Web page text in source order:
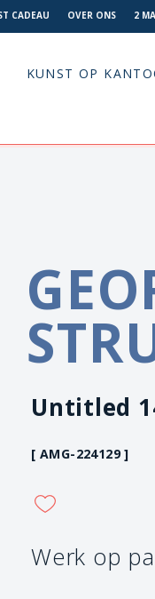
CADEAU OVER ONS 2
KUNST OP
Untitled
[ AMG-224129 ]
Werk op